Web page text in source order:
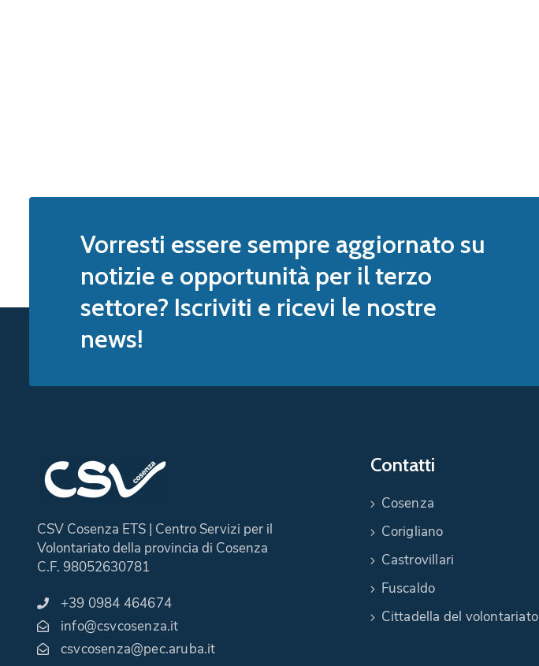
Vorresti essere sempre aggiornato su
notizie e opportunità per il terzo
settore? Iscriviti e ricevi le nostre
news!
CSV Cosenza ETS | Centro Servizi per il
Volontariato della provincia di Cosenza
C.F. 98052630781
+39 0984 464674
info@csvcosenza.it
csvcosenza@pec.aruba.it
Contatti
Cosenza
Corigliano
Castrovillari
Fuscaldo
Cittadella del volontariato